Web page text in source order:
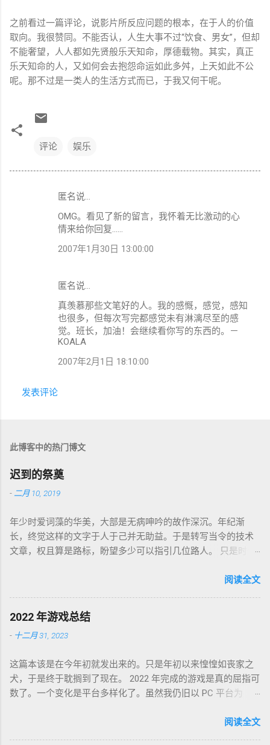
之前看过一篇评论，说影片所反应问题的根本，在于人的价值
取向。我很赞同。不能否认，人生大事不过“饮食、男女”，但却
不能奢望，人人都如先贤般乐天知命，厚德载物。其实，真正
乐天知命的人，又如何会去抱怨命运如此多舛，上天如此不公
呢。那不过是一类人的生活方式而已，于我又何干呢。
评论 娱乐
匿名说…
OMG。看见了新的留言，我怀着无比激动的心
情来给你回复……
2007年1月30日 13:00:00
匿名说…
真羡慕那些文笔好的人。我的感慨，感觉，感知
也很多，但每次写完都感觉未有淋漓尽至的感
觉。班长，加油！会继续看你写的东西的。－
KOALA
2007年2月1日 18:10:00
发表评论
此博客中的热门博文
迟到的祭奠
- 二月 10, 2019
年少时爱词藻的华美，大部是无病呻吟的故作深沉。年纪渐
长，终觉这样的文字于人于己并无助益。于是转写当令的技术
文章，权且算是路标，盼望多少可以指引几位路人。 只是时代
图标为何物，转眼千禧一代业已成人，不知墙为何物。互联网
盛开，RSS 之父自戕，开源日益沦为资本巨鳄博弈的棋子。 这
个光怪陆离的世界，不是游戏中的虚幻场景，却是千千万万个
如我一样的人鞠躬尽瘁亲手打造的魔幻现实。这可是我曾希冀
世界如此复杂，我连这巨轮的去向也无从分辨。 辗转无眠的夜
晚，陪在枕边的便是金庸老先生的几部书。每每读到若有所
悟，才能在黎明前草草小憩。老先生从武侠到无侠，层层递进
喜，又把这个江湖的规则层层解构，推演其间各式人格向现实
投影的境遇和选择。 老先生开卷入世，却又早早封笔，不做答
阅读全文
2022 年游戏总结
- 十二月 31, 2023
这篇本该是在今年初就发出来的。只是年初以来惶惶如丧家之
犬，于是终于耽搁到了现在。 2022 年完成的游戏是真的屈指可
数了。一个变化是平台多样化了。虽然我仍旧以 PC 平台为
Partisans 1941，中文名「苏军游击队 1941」，2022-01-03 通
阅读全文